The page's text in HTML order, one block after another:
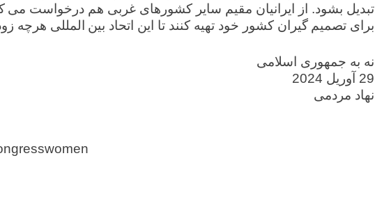
تبدیل بشود. از ایرانیان مقیم سایر کشورهای غربی هم درخواست می
برای تصمیم گیران کشور خود تهیه کنند تا این اتحاد بین المللی هرچه
نه به جمهوری اسلامی
29 آوریل 2024
نهاد مردمی